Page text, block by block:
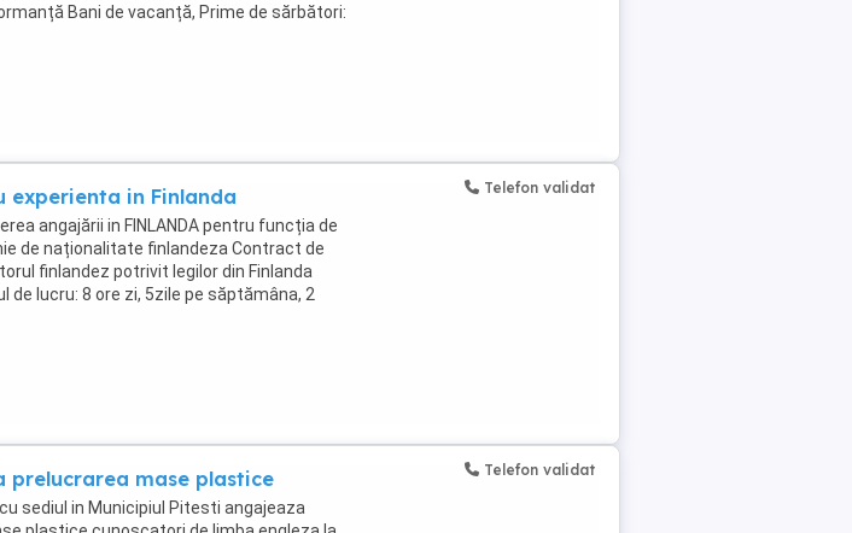
Bani de vacanță, Prime de sărbători:
...
experienta in Finlanda
angajării in FINLANDA pentru funcția de
de naționalitate finlandeza Contract de
finlandez potrivit legilor din Finlanda
de lucru: 8 ore zi, 5zile pe săptămâna, 2
Telefon validat
prelucrarea mase plastice
cu sediul in Municipiul Pitesti angajeaza
Telefon validat